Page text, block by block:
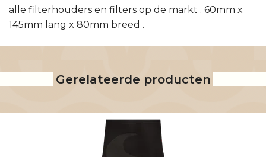
alle filterhouders en filters op de markt . 60mm x
145mm lang x 80mm breed .
Gerelateerde producten